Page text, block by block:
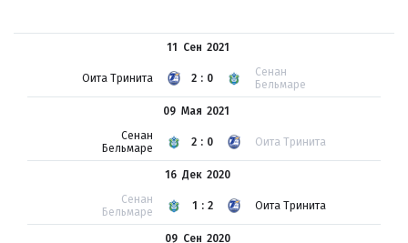
11 Сен
Оита Тринита 2:0
Сенан
Бельмаре
2021
09 Мая
Сенан
Бельмаре
2:0 Оита Тринита
2021
16 Дек
Сенан
Бельмаре
1:2 Оита Тринита
2020
09 Сен 2020